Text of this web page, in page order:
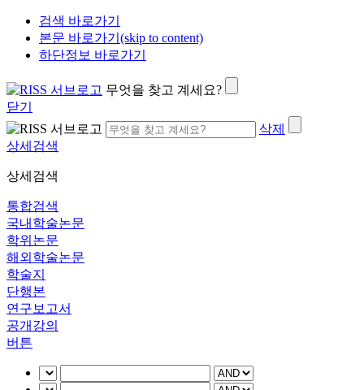
검색 바로가기
본문 바로가기(skip to content)
하단정보 바로가기
무엇을 찾고 계세요?
닫기
삭제
상세검색
상세검색
통합검색
국내학술논문
학위논문
해외학술논문
학술지
단행본
연구보고서
공개강의
버튼